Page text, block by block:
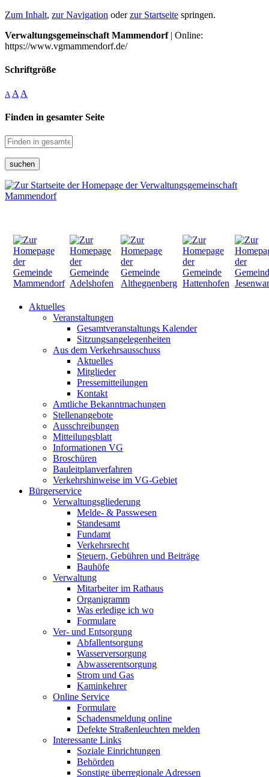
Zum Inhalt, zur Navigation oderzur Startseite springen.
Verwaltungsgemeinschaft Mammendorf| Online:
https://www.vgmammendorf.de/
Schriftgröße
A A A
Finden in gesamter Seite
suchen
Aktuelles
Veranstaltungen
Gesamtveranstaltungs Kalender
Sitzungsangelegenheiten
Aus dem Verkehrsausschuss
Aktuelles
Mitglieder
Pressemitteilungen
Kontakt
Amtliche Bekanntmachungen
Stellenangebote
Ausschreibungen
Mitteilungsblatt
Informationen VG
Broschüren
Bauleitplanverfahren
Verkehrshinweise im VG-Gebiet
Bürgerservice
Verwaltungsgliederung
Melde- & Passwesen
Standesamt
Fundamt
Verkehrsrecht
Steuern, Gebühren und Beiträge
Bauhöfe
Verwaltung
Mitarbeiter im Rathaus
Organigramm
Was erledige ich wo
Formulare
Ver- und Entsorgung
Abfallentsorgung
Wasserversorgung
Abwasserentsorgung
Strom und Gas
Kaminkehrer
Online Service
Formulare
Schadensmeldung online
Defekte Straßenleuchten melden
Interessante Links
Soziale Einrichtungen
Behörden
Sonstige überregionale Adressen